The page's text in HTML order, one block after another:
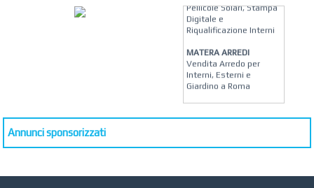
Pellicole Solari, Stampa
Digitale e
Riqualificazione Interni
MATERA ARREDI
Vendita Arredo per
Interni, Esterni e
Giardino a Roma
Antonella Micci,
AZIENDA AGRICOLA DI
Annunci sponsorizzati